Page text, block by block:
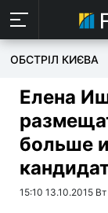
ОБСТРІЛ КИЄВА
Елена
больше
15:10 13.10.2015 Вт